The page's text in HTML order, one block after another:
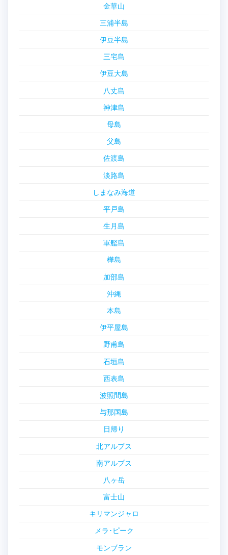
金華山
三浦半島
伊豆半島
三宅島
伊豆大島
八丈島
神津島
母島
父島
佐渡島
淡路島
しまなみ海道
平戸島
生月島
軍艦島
樺島
加部島
沖縄
本島
伊平屋島
野甫島
石垣島
西表島
波照間島
与那国島
日帰り
北アルプス
南アルプス
八ヶ岳
富士山
キリマンジャロ
メラ･ピーク
モンブラン